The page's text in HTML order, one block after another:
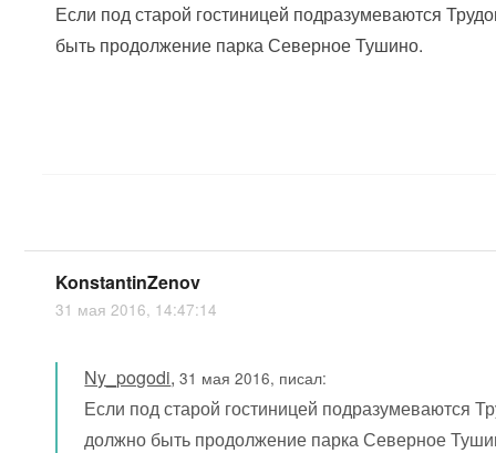
Если под старой гостиницей подразумеваются
быть продолжение парка Северное Тушино.
KonstantinZenov
31 мая 2016, 14:47:14
Ny_pogodi,31 мая 2016, писал:
Если под старой гостиницей подразумеваются
должно быть продолжение парка Северное